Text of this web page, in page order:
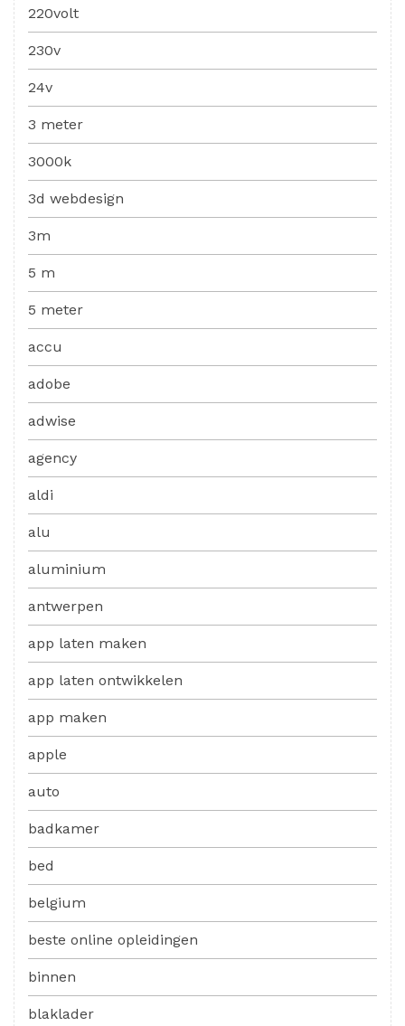
220volt
230v
24v
3 meter
3000k
3d webdesign
3m
5 m
5 meter
accu
adobe
adwise
agency
aldi
alu
aluminium
antwerpen
app laten maken
app laten ontwikkelen
app maken
apple
auto
badkamer
bed
belgium
beste online opleidingen
binnen
blaklader